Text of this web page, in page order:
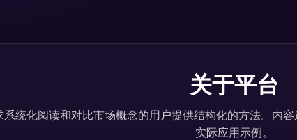
关于平台
阅读和对比市场概念的用户提供结构化的方法。内容
实际应用示例。